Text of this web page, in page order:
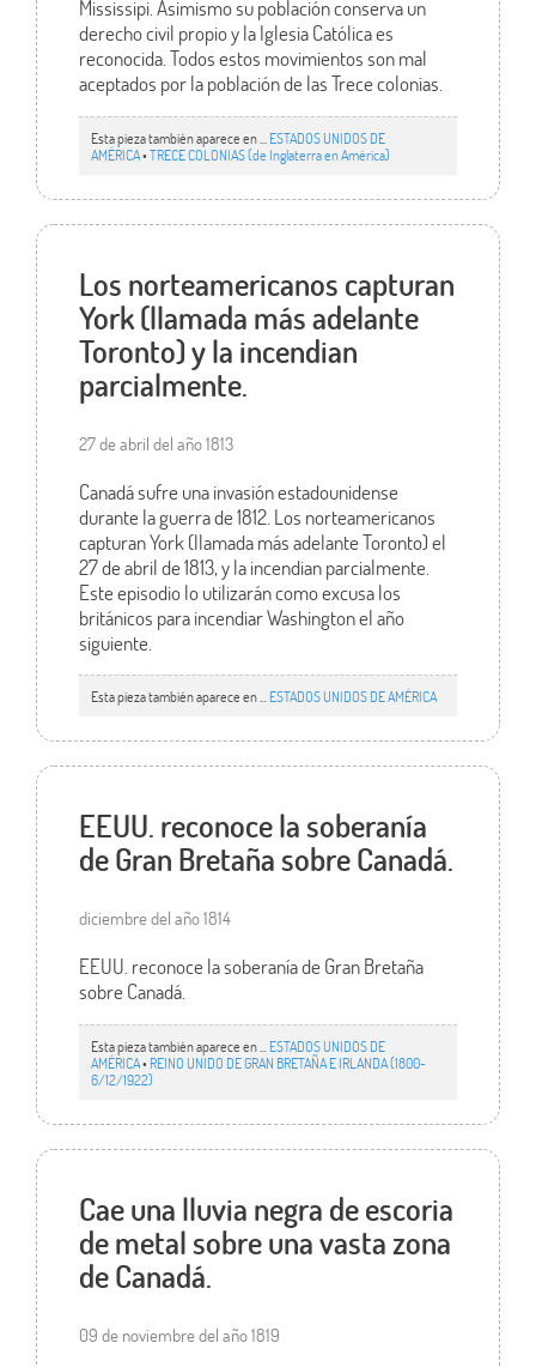
Mississipi. Asimismo su población conserva un
derecho civil propio y la Iglesia Católica es
reconocida. Todos estos movimientos son mal
aceptados por la población de las Trece colonias.
Esta pieza también aparece en ... ESTADOS UNIDOS DE
AMÉRICA•TRECE COLONIAS (de Inglaterra en América)
Los norteamericanos capturan
York (llamada más adelante
Toronto) y la incendian
parcialmente.
27 de abril del año 1813
Canadá sufre una invasión estadounidense
durante la guerra de 1812. Los norteamericanos
capturan York (llamada más adelante Toronto) el
27 de abril de 1813, y la incendian parcialmente.
Este episodio lo utilizarán como excusa los
británicos para incendiar Washington el año
siguiente.
Esta pieza también aparece en ... ESTADOS UNIDOS DE AMÉRICA
EEUU. reconoce la soberanía
de Gran Bretaña sobre Canadá.
diciembre del año 1814
EEUU. reconoce la soberanía de Gran Bretaña
sobre Canadá.
Esta pieza también aparece en ... ESTADOS UNIDOS DE
AMÉRICA• REINO UNIDO DE GRAN BRETAÑA E IRLANDA (1800-
6/12/1922)
Cae una lluvia negra de escoria
de metal sobre una vasta zona
de Canadá.
09 de noviembre del año 1819